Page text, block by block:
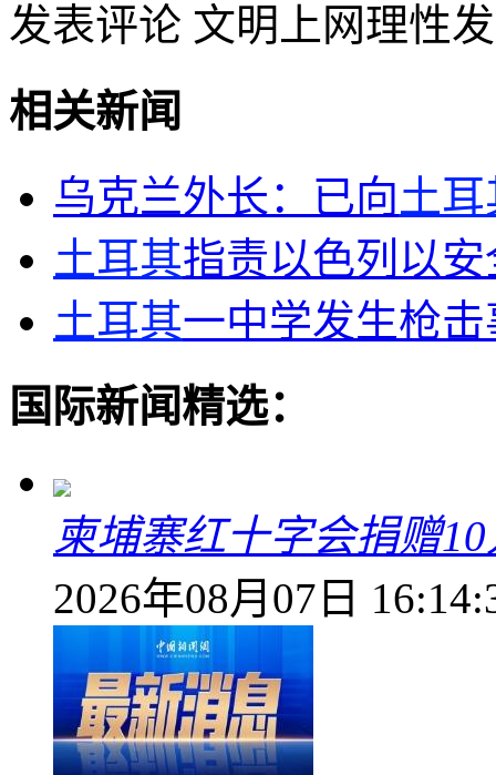
发表评论 文明上网理性
相关新闻
乌克兰外长：已向土耳
土耳其指责以色列以
土耳其一中学发生枪
国际新闻精选：
柬埔寨红十字会捐赠
2026年08月07日